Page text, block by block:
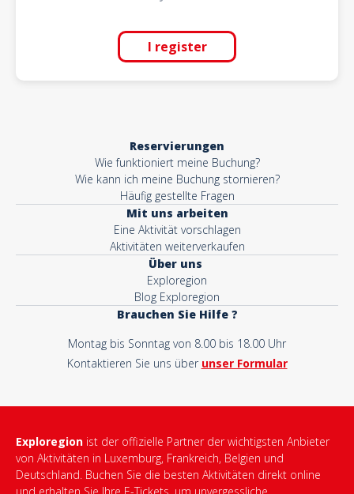
I register
Reservierungen
Wie funktioniert meine Buchung?
Wie kann ich meine Buchung stornieren?
Häufig gestellte Fragen
Mit uns arbeiten
Eine Aktivität vorschlagen
Aktivitäten weiterverkaufen
Über uns
Exploregion
Blog Exploregion
Brauchen Sie Hilfe ?
Montag bis Sonntag von 8.00 bis 18.00 Uhr
Kontaktieren Sie uns über unser Formular
Exploregion ist der offizielle Partner der wichtigsten Anbieter
von Aktivitäten in Luxemburg, Frankreich, Belgien und
Deutschland. Buchen Sie die besten Aktivitäten direkt online